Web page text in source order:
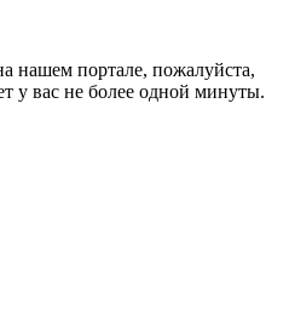
нашем портале, пожалуйста,
у вас не более одной минуты.